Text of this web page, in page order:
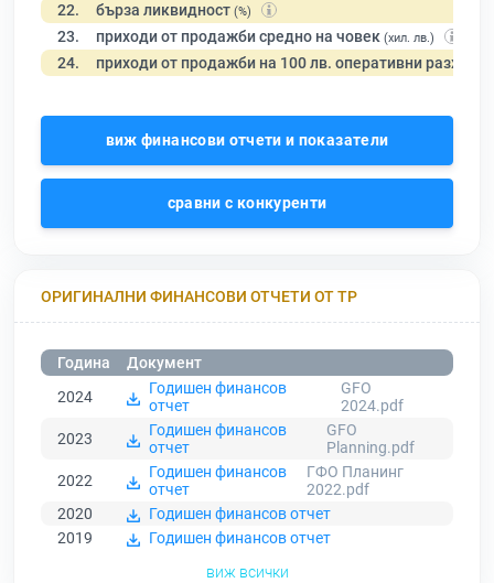
22. бърза ликвидност (%)
23. приходи от продажби средно на човек (хил. лв.)
24. приходи от продажби на 100 лв. оперативни разходи
виж финансови отчети и показатели
сравни с конкуренти
ОРИГИНАЛНИ ФИНАНСОВИ ОТЧЕТИ ОТ ТР
Година
Документ
2024
Годишен финансов
отчет
GFO
2024.pdf
2023
Годишен финансов
отчет
GFO
Planning.pdf
2022
Годишен финансов
отчет
ГФО Планинг
2022.pdf
2020
Годишен финансов отчет
2019
Годишен финансов отчет
виж всички